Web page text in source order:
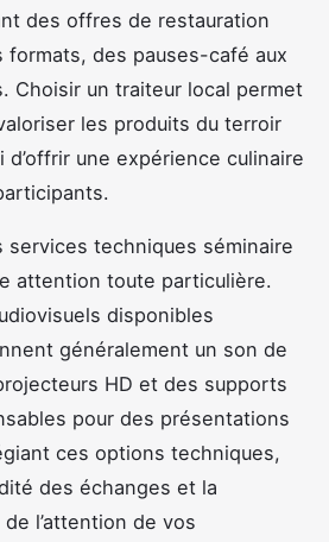
des offres de restauration
formats, des pauses-café aux
Choisir un traiteur local permet
les produits du terroir
d’offrir une expérience culinaire
services techniques séminaire
attention toute particulière.
disponibles
généralement un son de
HD et des supports
pour des présentations
ces options techniques,
des échanges et la
l’attention de vos